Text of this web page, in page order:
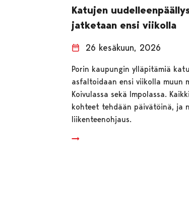
Katujen
jatketaan ensi viikolla
26 kesäkuun, 2026
Porin kaupungin ylläpitämiä
asfaltoidaan ensi viikolla muun
Koivulassa sekä Impolassa. Kaikki
kohteet tehdään päivätöinä, ja
liikenteenohjaus.